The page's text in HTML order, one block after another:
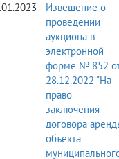
Извещение о
проведении
аукциона в
электронной
форме № 852
28.12.2022 "На
право
заключения
договора
объекта